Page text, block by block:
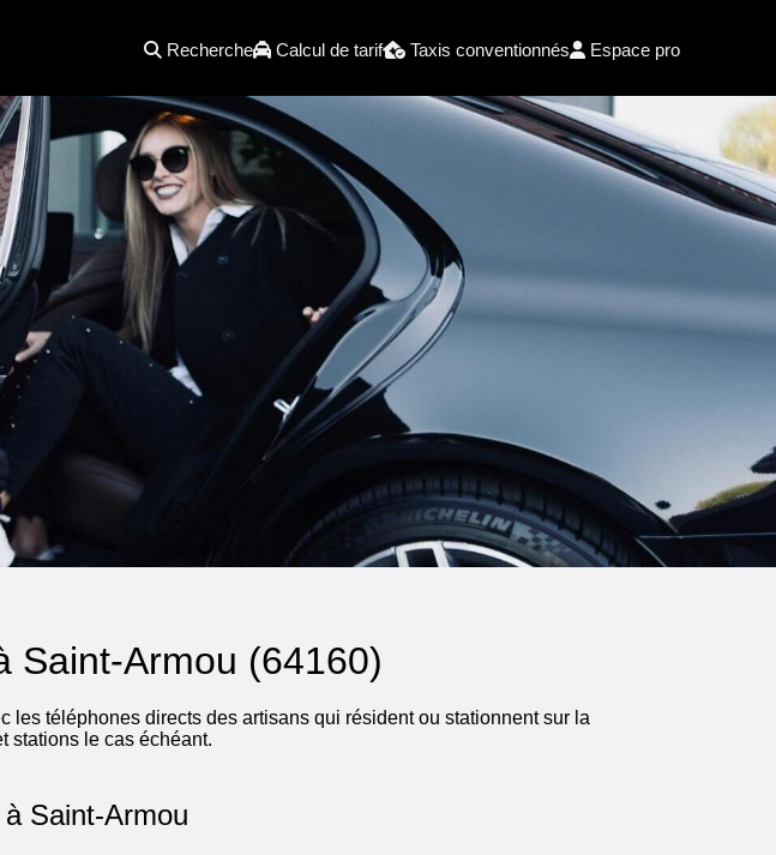
Recherche Calcul de tarif Taxis conventionnés Espace pro
Saint-Armou (64160)
les téléphones directs des artisans qui résident ou stationnent sur la
stations le cas échéant.
Saint-Armou